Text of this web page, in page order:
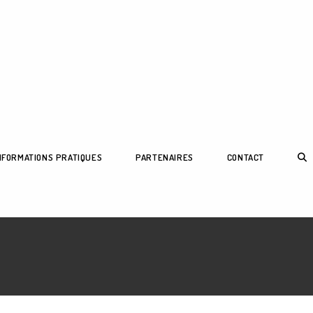
PRATIQUES PARTENAIRES CONTACT